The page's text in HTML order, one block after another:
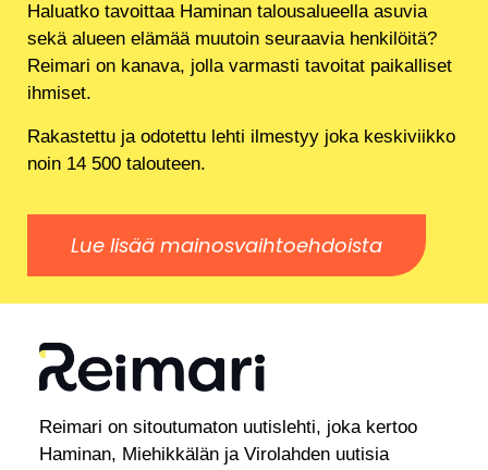
Haluatko tavoittaa Haminan talousalueella asuvia
sekä alueen elämää muutoin seuraavia henkilöitä?
Reimari on kanava, jolla varmasti tavoitat paikalliset
ihmiset.
Rakastettu ja odotettu lehti ilmestyy joka keskiviikko
noin 14 500 talouteen.
Lue lisää mainosvaihtoehdoista
Reimari on sitoutumaton uutislehti, joka kertoo
Haminan, Miehikkälän ja Virolahden uutisia